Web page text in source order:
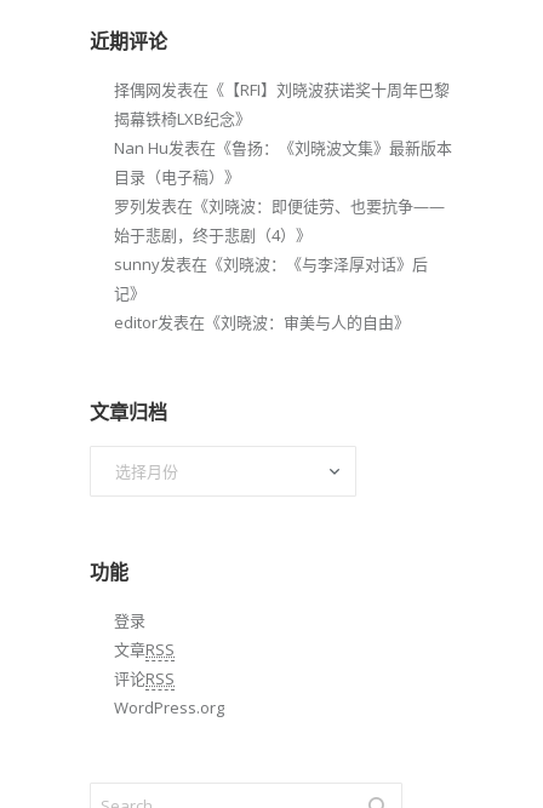
近期评论
择偶网发表在《 【RFI】刘晓波获诺奖十周年巴黎
揭幕铁椅LXB纪念》
Nan Hu发表在《鲁扬：《刘晓波文集》最新版本
目录（电子稿） 》
罗列发表在《刘晓波：即便徒劳、也要抗争——
始于悲剧，终于悲剧（4） 》
sunny发表在《刘晓波：《与李泽厚对话》后
记》
editor发表在《刘晓波：审美与人的自由》
文章归档
功能
登录
文章RSS
评论RSS
WordPress.org